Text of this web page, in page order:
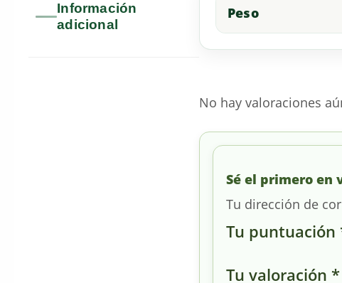
Información
adicional
Peso
No hay valoraciones
Sé el primero en
Tu dirección de
Tu puntuación
Tu valoración *